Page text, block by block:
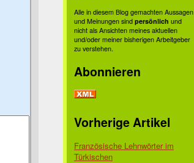
Alle in diesem Blog gemachten Aussagen
und Meinungen sind persönlich und
nicht als Ansichten meines aktuellen
und/oder meiner bisherigen Arbeitgeber
zu verstehen.
Abonnieren
Vorherige Artikel
Französische Lehnwörter im
Türkischen